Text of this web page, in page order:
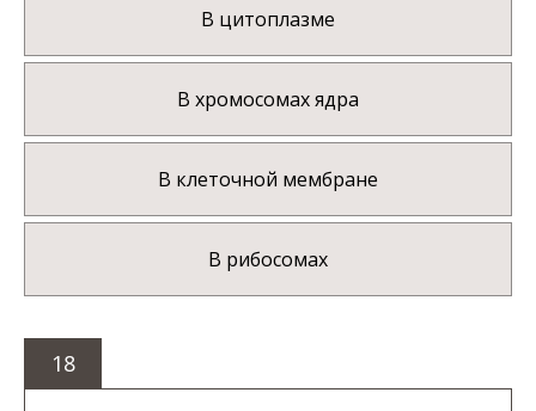
В цитоплазме
В хромосомах ядра
В клеточной мембране
В рибосомах
18